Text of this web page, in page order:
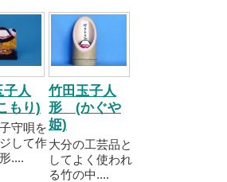
子人
もり)
守唄を
して作
....
竹田玉子人
形 (かぐや
姫)
大分の工芸品と
してよく使われ
る竹の中....